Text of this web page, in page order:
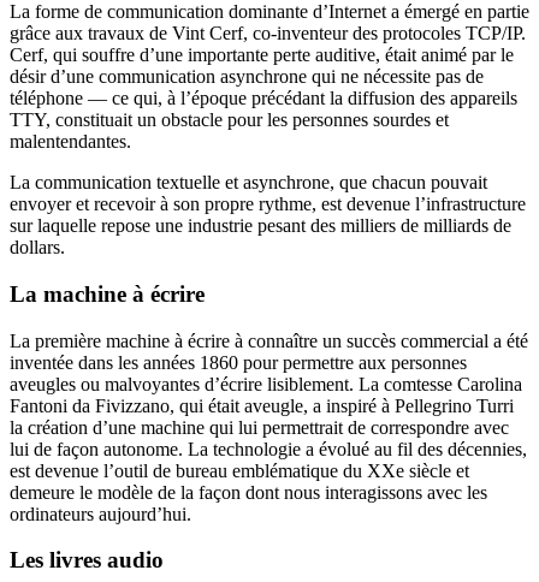
La forme de communication dominante d’Internet a émergé en partie
grâce aux travaux de Vint Cerf, co-inventeur des protocoles TCP/IP.
Cerf, qui souffre d’une importante perte auditive, était animé par le
désir d’une communication asynchrone qui ne nécessite pas de
téléphone — ce qui, à l’époque précédant la diffusion des appareils
TTY, constituait un obstacle pour les personnes sourdes et
malentendantes.
La communication textuelle et asynchrone, que chacun pouvait
envoyer et recevoir à son propre rythme, est devenue l’infrastructure
sur laquelle repose une industrie pesant des milliers de milliards de
dollars.
La machine à écrire
La première machine à écrire à connaître un succès commercial a été
inventée dans les années 1860 pour permettre aux personnes
aveugles ou malvoyantes d’écrire lisiblement. La comtesse Carolina
Fantoni da Fivizzano, qui était aveugle, a inspiré à Pellegrino Turri
la création d’une machine qui lui permettrait de correspondre avec
lui de façon autonome. La technologie a évolué au fil des décennies,
est devenue l’outil de bureau emblématique du XXe siècle et
demeure le modèle de la façon dont nous interagissons avec les
ordinateurs aujourd’hui.
Les livres audio